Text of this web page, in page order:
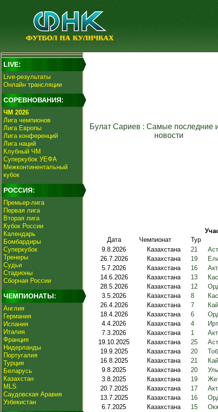
LIVE:
Live-результаты
Онлайн трансляции
СОРЕВНОВАНИЯ:
ЧМ 2026
Лига чемпионов
Лига Европы
Лига конференций
Лига наций
Клубный ЧМ
Суперкубок УЕФА
Межконтинентальный
кубок
РОССИЯ:
Премьер-лига
Первая лига
Вторая лига
Кубок России
Календарь
Бомбардиры
Суперкубок
Тренеры
Судьи
Стадионы
Сборная России
ЧЕМПИОНАТЫ:
Англия
Германия
Испания
Италия
Франция
Нидерланды
Португалия
Турция
Беларусь
Казахстан
MLS
Саудовская Аравия
Узбекистан
Булат Сариев : Самые последние
новости
Дата
Чемпионат
Тур
9.8.2026
Казахстана 21
26.7.2026
Казахстана 19
5.7.2026
Казахстана 16
14.6.2026
Казахстана 13
28.5.2026
Казахстана 12
3.5.2026
Казахстана 8
26.4.2026
Казахстана 7
18.4.2026
Казахстана 6
4.4.2026
Казахстана 4
7.3.2026
Казахстана 1
19.10.2025
Казахстана 25
19.9.2025
Казахстана 20
16.8.2025
Казахстана 21
9.8.2025
Казахстана 20
3.8.2025
Казахстана 19
20.7.2025
Казахстана 17
13.7.2025
Казахстана 16
6.7.2025
Казахстана 15